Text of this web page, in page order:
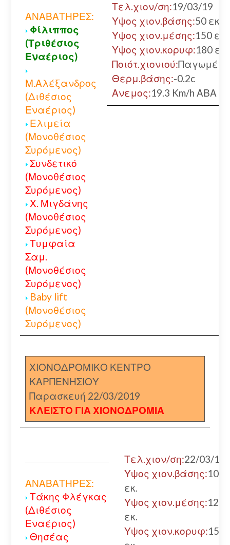
ΑΝΑΒΑΤΗΡΕΣ:
Φίλιππος
(Τριθέσιος
Εναέριος)
Μ.Αλέξανδρος
(Διθέσιος
Εναέριος)
Ελιμεία
(Μονοθέσιος
Συρόμενος)
Συνδετικό
(Μονοθέσιος
Συρόμενος)
Χ. Μιγδάνης
(Μονοθέσιος
Συρόμενος)
Τυμφαία
Σαμ.
(Μονοθέσιος
Συρόμενος)
Baby lift
(Μονοθέσιος
Συρόμενος)
Τελ.χιον/ση:19/03/19
Υψος χιον.βάσης:50 εκ.
Υψος χιον.μέσης:150 εκ.
Υψος χιον.κορυφ:180 εκ.
Ποιότ.χιονιού:Παγωμένο
Θερμ.βάσης:-0.2c
Ανεμος:19.3 Km/h ΑΒΑ
ΧΙΟΝΟΔΡΟΜΙΚΟ ΚΕΝΤΡΟ
ΚΑΡΠΕΝΗΣΙΟΥ
Παρασκευή 22/03/2019
ΚΛΕΙΣΤΟ ΓΙΑ ΧΙΟΝΟΔΡΟΜΙΑ
ΑΝΑΒΑΤΗΡΕΣ:
Τάκης Φλέγκας
(Διθέσιος
Εναέριος)
Θησέας
Τελ.χιον/ση:22/03/19
Υψος χιον.βάσης:100
εκ.
Υψος χιον.μέσης:120
εκ.
Υψος χιον.κορυφ:150